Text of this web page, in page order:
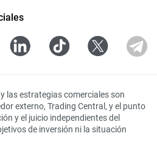
las estrategias comerciales son
externo, Trading Central, y el punto
y el juicio independientes del
de inversión ni la situación